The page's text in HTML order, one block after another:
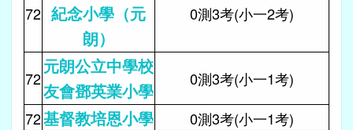
72 紀念小學（元
朗）
0測3考(小一2考)
72
元朗公立中學校
友會鄧英業小學
0測3考(小一1考)
72基督教培恩小學
0測3考(小一1考)